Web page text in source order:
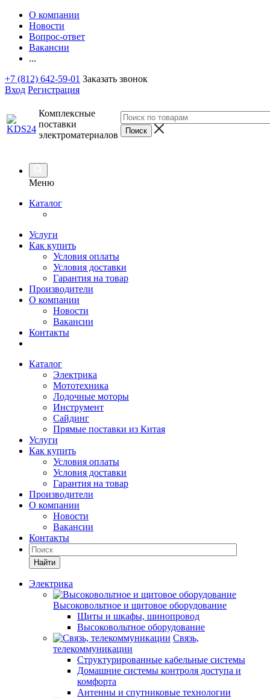
О компании
Новости
Вопрос-ответ
Вакансии
...
+7 (812) 642-59-01 Заказать звонок
Вход Регистрация
Комплексные
поставки
электроматериалов
Меню
Каталог
Услуги
Как купить
Условия оплаты
Условия доставки
Гарантия на товар
Производители
О компании
Новости
Вакансии
Контакты
Каталог
Электрика
Мототехника
Лодочные моторы
Инструмент
Сайдинг
Прямые поставки из Китая
Услуги
Как купить
Условия оплаты
Условия доставки
Гарантия на товар
Производители
О компании
Новости
Вакансии
Контакты
Найти
Электрика
Высоковольтное и щитовое оборудование
Щиты и шкафы, шинопровод
Высоковольтное оборудование
Связь,
телекоммуникации
Структурированные кабельные системы
Домашние системы контроля доступа и
комфорта
Антенны и спутниковые технологии